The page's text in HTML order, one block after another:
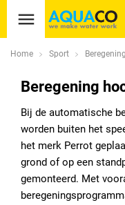
Home Sport
Beregening
Bij de automatische
worden buiten het
het merk Perrot
grond of op een
gemonteerd. Met